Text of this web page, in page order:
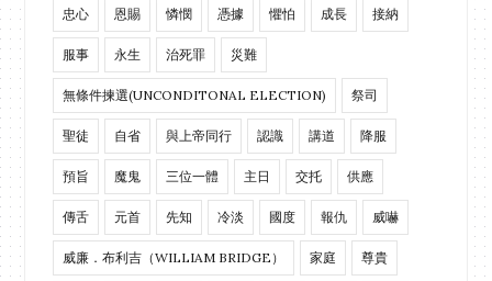
忠心 恩賜 憐憫 憑據 懼怕 成長 接納
服事 永生 治死罪 災難
無條件揀選(UNCONDITONAL ELECTION) 祭司
聖徒 自省 與上帝同行 認識 講道 降服
預旨 魔鬼 三位一體 主日 交托 供應
傳舌 元首 先知 冷淡 國度 報仇 威嚇
威廉．布利吉（WILLIAM BRIDGE） 家庭 尊貴